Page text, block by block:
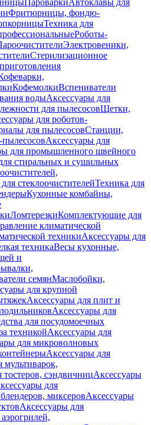
ПароваркиАвтоклавы для
Фритюрницы, фондю-
Техника для
Роботы-
Электровеники,
Стерилизационное
КофемолкиВспениватели
водыАксессуары для
для пылесосовЩетки,
для роботов-
для пылесосовСтанции,
пылесосовАксессуары для
для промышленного швейного
стиральных и сушильных
стеклоочистителейТехника для
Кухонные комбайны,
ЛомтерезкиКомплектующие для
климатической
техникиАксессуары для
техникаВесы кухонные,
и
семянМаслобойки,
для крупной
Аксессуары для плит и
Аксессуары для
для посудомоечных
техникойАксессуары для
для микроволновых
Аксессуары для
мультиварок,
тостеров, сэндвичницАксессуары
для
миксеровАксессуары
Аксессуары для